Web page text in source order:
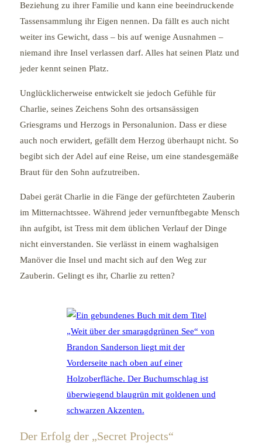
Beziehung zu ihrer Familie und kann eine beeindruckende
Tassensammlung ihr Eigen nennen. Da fällt es auch nicht
weiter ins Gewicht, dass – bis auf wenige Ausnahmen –
niemand ihre Insel verlassen darf. Alles hat seinen Platz und
jeder kennt seinen Platz.
Unglücklicherweise entwickelt sie jedoch Gefühle für
Charlie, seines Zeichens Sohn des ortsansässigen
Griesgrams und Herzogs in Personalunion. Dass er diese
auch noch erwidert, gefällt dem Herzog überhaupt nicht. So
begibt sich der Adel auf eine Reise, um eine standesgemäße
Braut für den Sohn aufzutreiben.
Dabei gerät Charlie in die Fänge der gefürchteten Zauberin
im Mitternachtssee. Während jeder vernunftbegabte Mensch
ihn aufgibt, ist Tress mit dem üblichen Verlauf der Dinge
nicht einverstanden. Sie verlässt in einem waghalsigen
Manöver die Insel und macht sich auf den Weg zur
Zauberin. Gelingt es ihr, Charlie zu retten?
Der Erfolg der „Secret Projects“